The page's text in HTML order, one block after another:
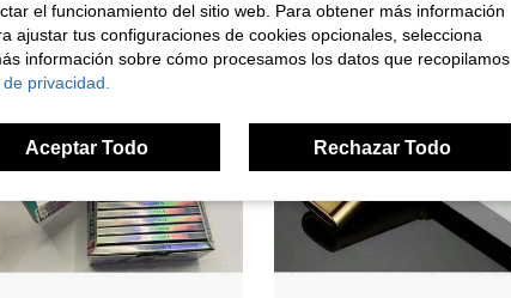
el funcionamiento del sitio web. Para obtener más información
ajustar tus configuraciones de cookies opcionales, selecciona
información sobre cómo procesamos los datos que recopilamos,
privacidad.
Aceptar Todo Rechazar Todo